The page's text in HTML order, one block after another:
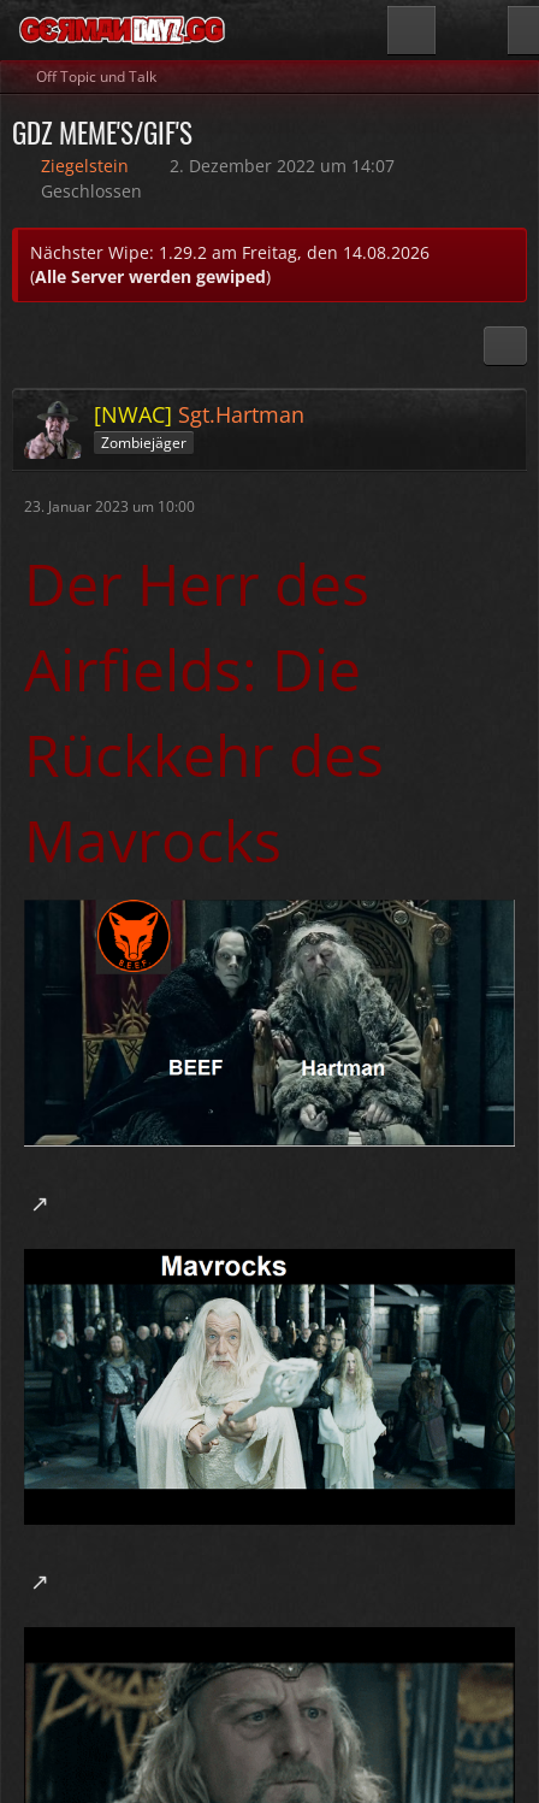
Off Topic und Talk
GDZ MEME'S/GIF'S
Ziegelstein
2. Dezember 2022 um 14:07
Geschlossen
Nächster Wipe: 1.29.2 am Freitag, den 14.08.2026
(Alle Server werden gewiped)
[NWAC] Sgt.Hartman
Zombiejäger
23. Januar 2023 um 10:00
Der Herr des
Airfields: Die
Rückkehr des
Mavrocks